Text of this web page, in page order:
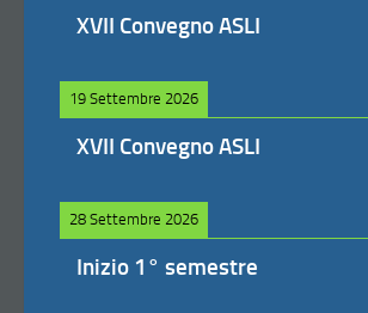
XVII Convegno ASLI
19 Settembre 2026
XVII Convegno ASLI
28 Settembre 2026
Inizio 1° semestre